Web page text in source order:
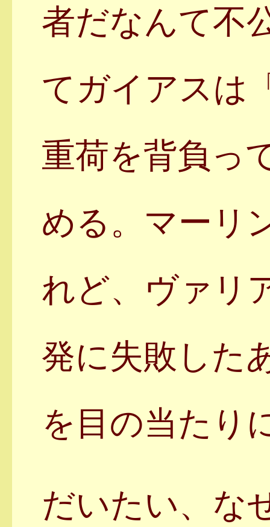
者だなんて不
てガイアスは
重荷を背負っ
める。マーリ
れど、ヴァリ
発に失敗した
を目の当たり
だいたい、な